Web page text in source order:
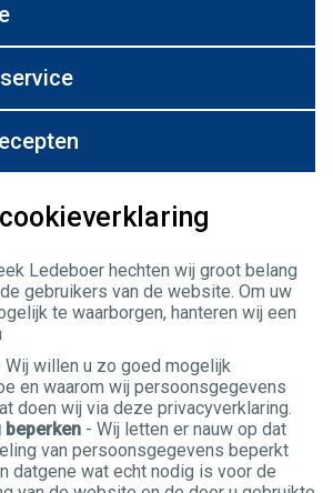
Ledeboer hechten wij groot belang
gebruikers van de website. Om uw
te waarborgen, hanteren wij een
Wij willen u zo goed mogelijk
en waarom wij persoonsgegevens
doen wij via deze privacyverklaring.
- Wij letten er nauw op dat
van persoonsgegevens beperkt
datgene wat echt nodig is voor de